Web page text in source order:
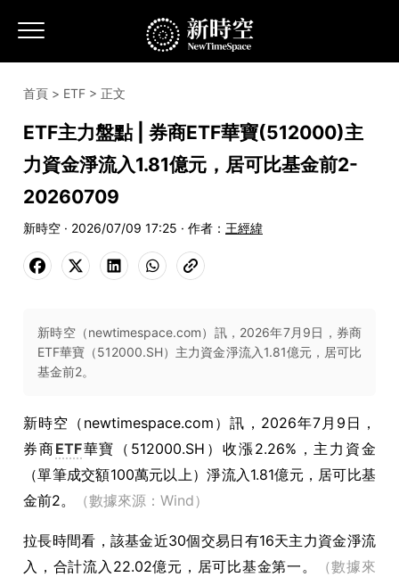
首頁 > ETF > 正文
ETF主力盤點 | 券商ETF華寶(512000)主
力資金淨流入1.81億元，居可比基金前2-
20260709
新時空 · 2026/07/09 17:25 · 作者： 王經緯
新時空（newtimespace.com）訊，2026年7月9日，券商
ETF華寶（512000.SH）主力資金淨流入1.81億元，居可比
基金前2。
新時空（ newtimespace.com ）訊， 2026年7月9日，
券商ETF華寶（512000.SH）收漲2.26%，主力資金
（單筆成交額100萬元以上）淨流入1.81億元，居可比基
金前2。
（數據來源：Wind）
拉長時間看，該基金近30個交易日有16天主力資金淨流
入，合計流入22.02億元，居可比基金第一。
（數據來